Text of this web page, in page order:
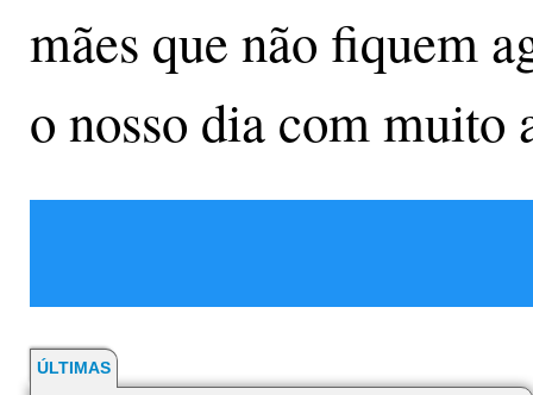
mães que não fiquem
o nosso dia com muito
ÚLTIMAS